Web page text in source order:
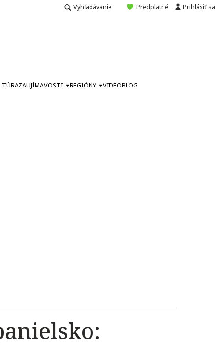
Vyhľadávanie Predplatné Prihlásiť sa
ZAUJÍMAVOSTI REGIÓNY VIDEOBLOG